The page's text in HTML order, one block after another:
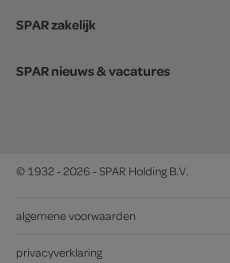
SPAR zakelijk
SPAR nieuws & vacatures
© 1932 - 2026 - SPAR Holding B.V.
algemene voorwaarden
privacyverklaring